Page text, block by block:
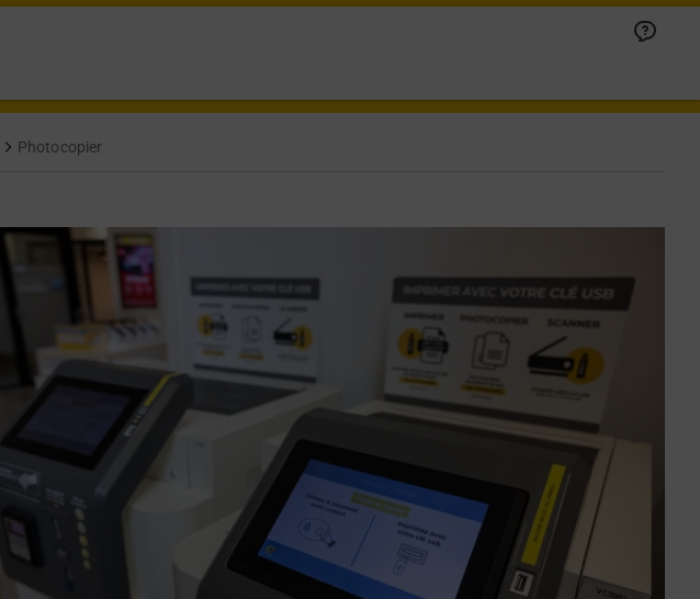
Photocopier